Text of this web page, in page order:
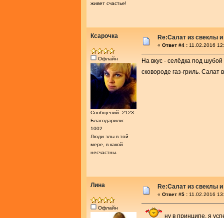
живет счастье!
Ксарочка
Офлайн
Сообщений: 2123
Благодарили:
1002
Люди злы в той
мере, в какой
несчастны.
Re:Салат из свеклы
« Ответ #4 : 11.02.2016
На вкус - селёдка под
сковороде газ-гриль.
Лина
Офлайн
Re:Салат из свеклы
« Ответ #5 : 11.02.2016
ну в принципе, я